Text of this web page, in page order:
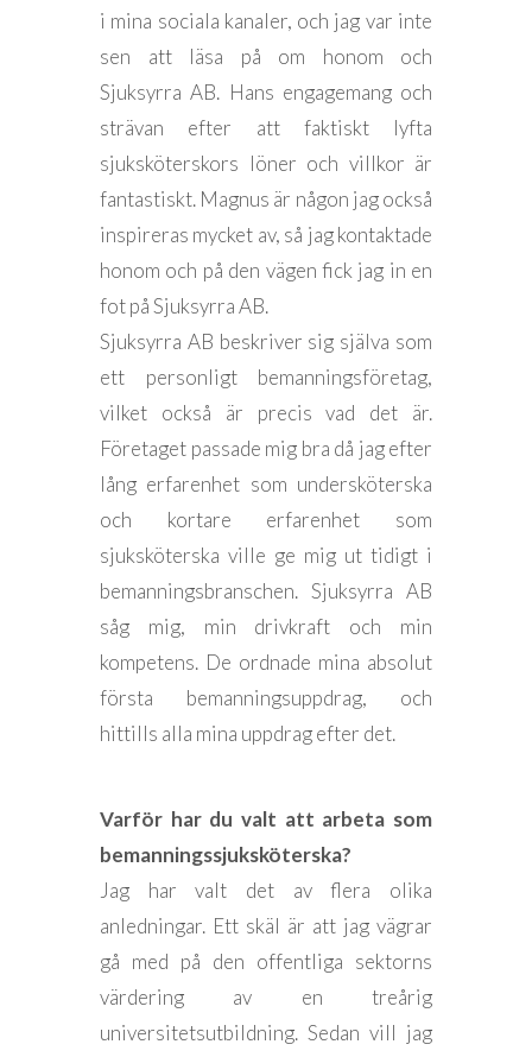
i mina sociala kanaler, och jag var inte
sen att läsa på om honom och
Sjuksyrra AB. Hans engagemang och
strävan efter att faktiskt lyfta
sjuksköterskors löner och villkor är
fantastiskt. Magnus är någon jag också
inspireras mycket av, så jag kontaktade
honom och på den vägen fick jag in en
fot på Sjuksyrra AB.
Sjuksyrra AB beskriver sig själva som
ett personligt bemanningsföretag,
vilket också är precis vad det är.
Företaget passade mig bra då jag efter
lång erfarenhet som undersköterska
och kortare erfarenhet som
sjuksköterska ville ge mig ut tidigt i
bemanningsbranschen. Sjuksyrra AB
såg mig, min drivkraft och min
kompetens. De ordnade mina absolut
första bemanningsuppdrag, och
hittills alla mina uppdrag efter det.
Varför har du valt att arbeta som
bemanningssjuksköterska?
Jag har valt det av flera olika
anledningar. Ett skäl är att jag vägrar
gå med på den offentliga sektorns
värdering av en treårig
universitetsutbildning. Sedan vill jag